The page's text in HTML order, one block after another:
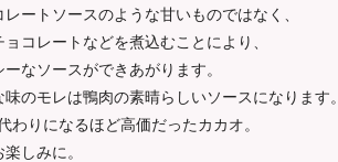
ートソースのような甘いものではなく、
コレートなどを煮込むことにより、
なソースができあがります。
のモレは鴨肉の素晴らしいソースになります。
わりになるほど高価だったカカオ。
しみに。